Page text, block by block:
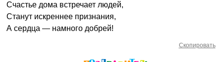
Счастье дома встречает людей,
Станут искреннее признания,
А сердца — намного добрей!
Скопировать